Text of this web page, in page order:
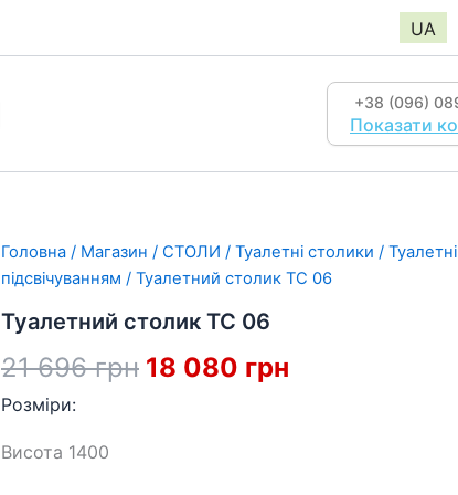
UA
+38 (096)
Показати
Головна / Магазин / СТОЛИ / Туалетні столики /
підсвічуванням / Туалетний столик ТС 06
Туалетний столик ТС 06
21 696грн Оригінальна
18 080 грн
Розміри:
Висота 1400